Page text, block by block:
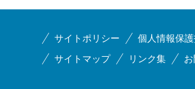
サイトポリシー 個人情報保
サイトマップ リンク集